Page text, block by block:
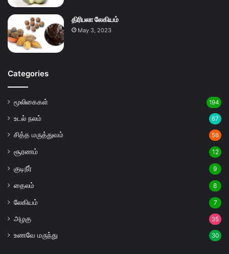
திரிபலா லேகியம்
May 3, 2023
Categories
மூலிகைகள் 194
உடல் நலம் 67
சித்த மருத்துவம் 56
சூரணம் 12
குடிநீர் 9
தைலம் 8
லேகியம் 7
அழகு 35
உணவே மருந்து 30